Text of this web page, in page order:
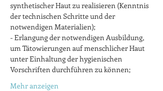
synthetischer Haut zu realisieren (Kenntnis
der technischen Schritte und der
notwendigen Materialien);
- Erlangung der notwendigen Ausbildung,
um Tätowierungen auf menschlicher Haut
unter Einhaltung der hygienischen
Vorschriften durchführen zu können;
Mehr anzeigen